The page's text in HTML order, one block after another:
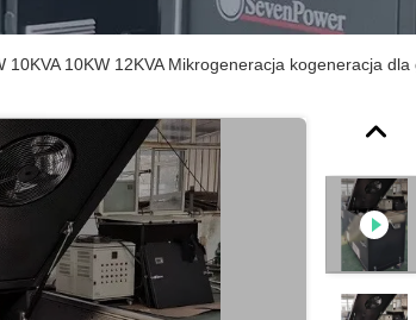
10KVA 10KW 12KVA Mikrogeneracja kogeneracja